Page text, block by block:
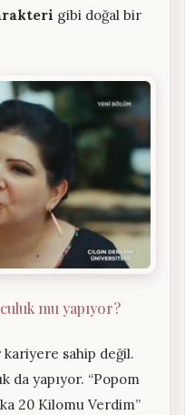
gibi doğal bir
mu yapıyor?
sahip değil.
da yapıyor. “Popom
20 Kilomu Verdim”